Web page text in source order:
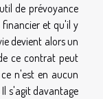
de prévoyance
financier et qu'il y
devient alors un
ce contrat peut
n'est en aucun
s'agit davantage